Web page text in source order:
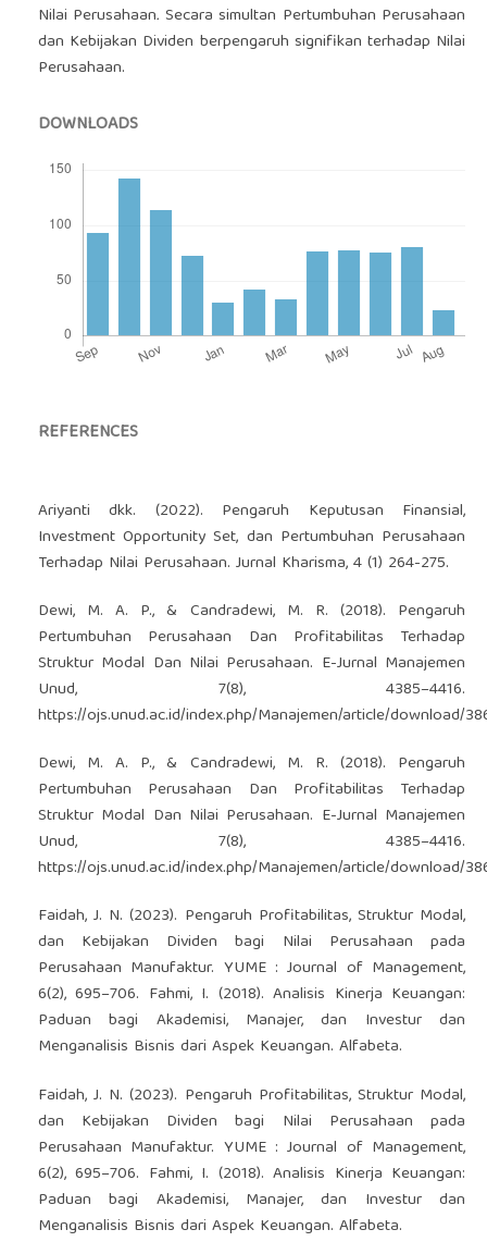
Nilai Perusahaan. Secara simultan Pertumbuhan Perusahaan
dan Kebijakan Dividen berpengaruh signifikan terhadap Nilai
Perusahaan.
DOWNLOADS
REFERENCES
Ariyanti dkk. (2022). Pengaruh Keputusan Finansial,
Investment Opportunity Set, dan Pertumbuhan Perusahaan
Terhadap Nilai Perusahaan. Jurnal Kharisma, 4 (1) 264-275.
Dewi, M. A. P., & Candradewi, M. R. (2018). Pengaruh
Pertumbuhan Perusahaan Dan Profitabilitas Terhadap
Struktur Modal Dan Nilai Perusahaan. E-Jurnal Manajemen
Unud, 7(8), 4385–4416.
https://ojs.unud.ac.id/index.php/Manajemen/article/download/
Dewi, M. A. P., & Candradewi, M. R. (2018). Pengaruh
Pertumbuhan Perusahaan Dan Profitabilitas Terhadap
Struktur Modal Dan Nilai Perusahaan. E-Jurnal Manajemen
Unud, 7(8), 4385–4416.
https://ojs.unud.ac.id/index.php/Manajemen/article/download/
Faidah, J. N. (2023). Pengaruh Profitabilitas, Struktur Modal,
dan Kebijakan Dividen bagi Nilai Perusahaan pada
Perusahaan Manufaktur. YUME : Journal of Management,
6(2), 695–706. Fahmi, I. (2018). Analisis Kinerja Keuangan:
Paduan bagi Akademisi, Manajer, dan Investur dan
Menganalisis Bisnis dari Aspek Keuangan. Alfabeta.
Faidah, J. N. (2023). Pengaruh Profitabilitas, Struktur Modal,
dan Kebijakan Dividen bagi Nilai Perusahaan pada
Perusahaan Manufaktur. YUME : Journal of Management,
6(2), 695–706. Fahmi, I. (2018). Analisis Kinerja Keuangan:
Paduan bagi Akademisi, Manajer, dan Investur dan
Menganalisis Bisnis dari Aspek Keuangan. Alfabeta.